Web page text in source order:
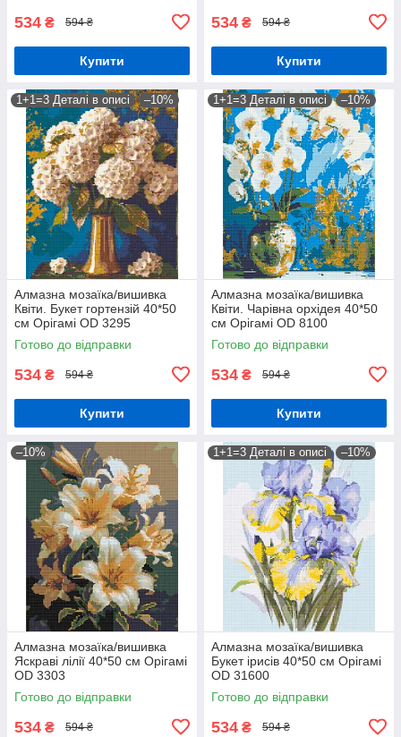
534 ₴ 594 ₴
Купити
534 ₴ 594 ₴
Купити
1+1=3 Деталі в описі –10%
Алмазна мозаїка/вишивка
Квіти. Букет гортензій 40*50
см Орігамі OD 3295
Готово до відправки
534 ₴ 594 ₴
Купити
1+1=3 Деталі в описі –10%
Алмазна мозаїка/вишивка
Квіти. Чарівна орхідея 40*50
см Орігамі OD 8100
Готово до відправки
534 ₴ 594 ₴
Купити
–10%
Алмазна мозаїка/вишивка
Яскраві лілії 40*50 см Орігамі
OD 3303
Готово до відправки
534 ₴ 594 ₴
1+1=3 Деталі в описі –10%
Алмазна мозаїка/вишивка
Букет ірисів 40*50 см Орігамі
OD 31600
Готово до відправки
534 ₴ 594 ₴